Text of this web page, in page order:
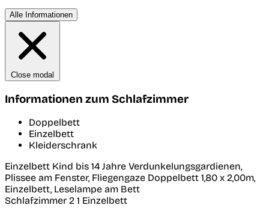
Alle Informationen
Close modal
Informationen zum Schlafzimmer
Doppelbett
Einzelbett
Kleiderschrank
Einzelbett Kind bis 14 Jahre Verdunkelungsgardienen,
Plissee am Fenster, Fliegengaze Doppelbett 1,80 x 2,00m,
Einzelbett, Leselampe am Bett
Schlafzimmer 2 1 Einzelbett